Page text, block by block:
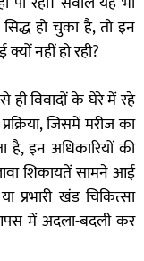
हो चुका है, तो इन
नहीं हो रही?
ही विवादों के घेरे में रहे
जिसमें मरीज का
है, इन अधिकारियों की
शिकायतें सामने आई
खंड चिकित्सा
आपस में अदला-बदली कर